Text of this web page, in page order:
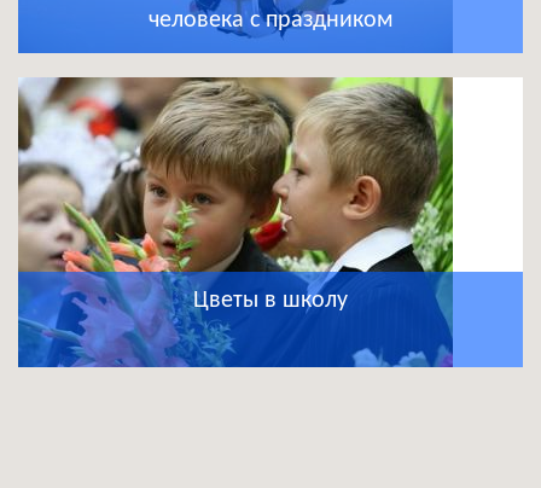
человека с праздником
Цветы в школу